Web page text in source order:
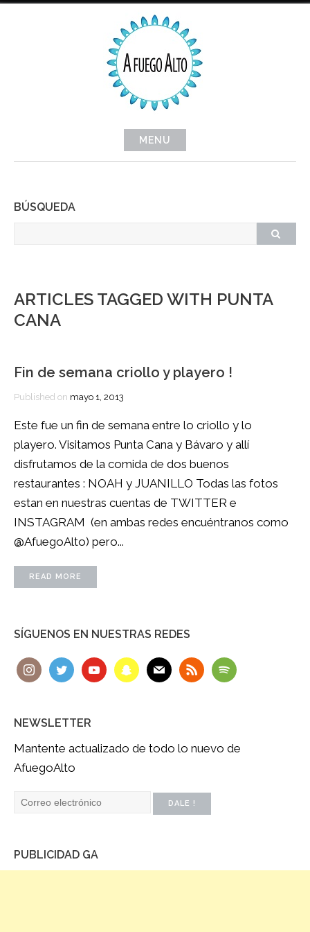
MENU
BÚSQUEDA
ARTICLES TAGGED WITH PUNTA
CANA
Fin de semana criollo y playero !
Published on mayo 1, 2013
Este fue un fin de semana entre lo criollo y lo
playero. Visitamos Punta Cana y Bávaro y allí
disfrutamos de la comida de dos buenos
restaurantes : NOAH y JUANILLO Todas las fotos
estan en nuestras cuentas de TWITTER e
INSTAGRAM (en ambas redes encuéntranos como
@AfuegoAlto) pero...
READ MORE
SÍGUENOS EN NUESTRAS REDES
NEWSLETTER
Mantente actualizado de todo lo nuevo de
AfuegoAlto
PUBLICIDAD GA